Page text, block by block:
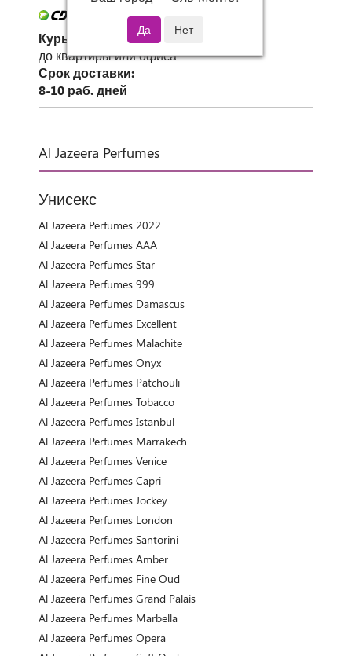
Курьер СДЭК
до квартиры или офиса
Срок доставки:
8-10 раб. дней
Al Jazeera Perfumes
Унисекс
Al Jazeera Perfumes 2022
Al Jazeera Perfumes AAA
Al Jazeera Perfumes Star
Al Jazeera Perfumes 999
Al Jazeera Perfumes Damascus
Al Jazeera Perfumes Excellent
Al Jazeera Perfumes Malachite
Al Jazeera Perfumes Onyx
Al Jazeera Perfumes Patchouli
Al Jazeera Perfumes Tobacco
Al Jazeera Perfumes Istanbul
Al Jazeera Perfumes Marrakech
Al Jazeera Perfumes Venice
Al Jazeera Perfumes Capri
Al Jazeera Perfumes Jockey
Al Jazeera Perfumes London
Al Jazeera Perfumes Santorini
Al Jazeera Perfumes Amber
Al Jazeera Perfumes Fine Oud
Al Jazeera Perfumes Grand Palais
Al Jazeera Perfumes Marbella
Al Jazeera Perfumes Opera